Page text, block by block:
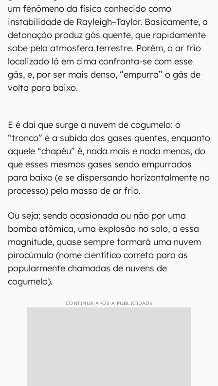
um fenômeno da física conhecido como
instabilidade de Rayleigh–Taylor. Basicamente, a
detonação produz gás quente, que rapidamente
sobe pela atmosfera terrestre. Porém, o ar frio
localizado lá em cima confronta-se com esse
gás, e, por ser mais denso, “empurra” o gás de
volta para baixo.
E é daí que surge a nuvem de cogumelo: o
“tronco” é a subida dos gases quentes, enquanto
aquele “chapéu” é, nada mais e nada menos, do
que esses mesmos gases sendo empurrados
para baixo (e se dispersando horizontalmente no
processo) pela massa de ar frio.
Ou seja: sendo ocasionada ou não por uma
bomba atômica, uma explosão no solo, a essa
magnitude, quase sempre formará uma nuvem
pirocúmulo (nome científico correto para as
popularmente chamadas de nuvens de
cogumelo).
CONTINUA APÓS A PUBLICIDADE